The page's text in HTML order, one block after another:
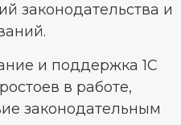
законодательства и
и поддержка 1C
в работе,
законодательным